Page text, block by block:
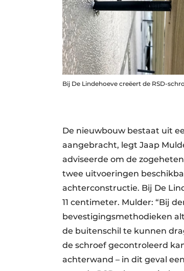
Bij De Lindehoeve creëert de RSD-
De nieuwbouw bestaat uit
aangebracht, legt Jaap
adviseerde om de
twee uitvoeringen
achterconstructie. Bij De
11 centimeter. Mulder: “Bij
bevestigingsmethodieken
de buitenschil te kunnen
de schroef gecontroleerd
achterwand – in dit geval